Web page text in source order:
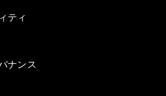
ティ
ナンス